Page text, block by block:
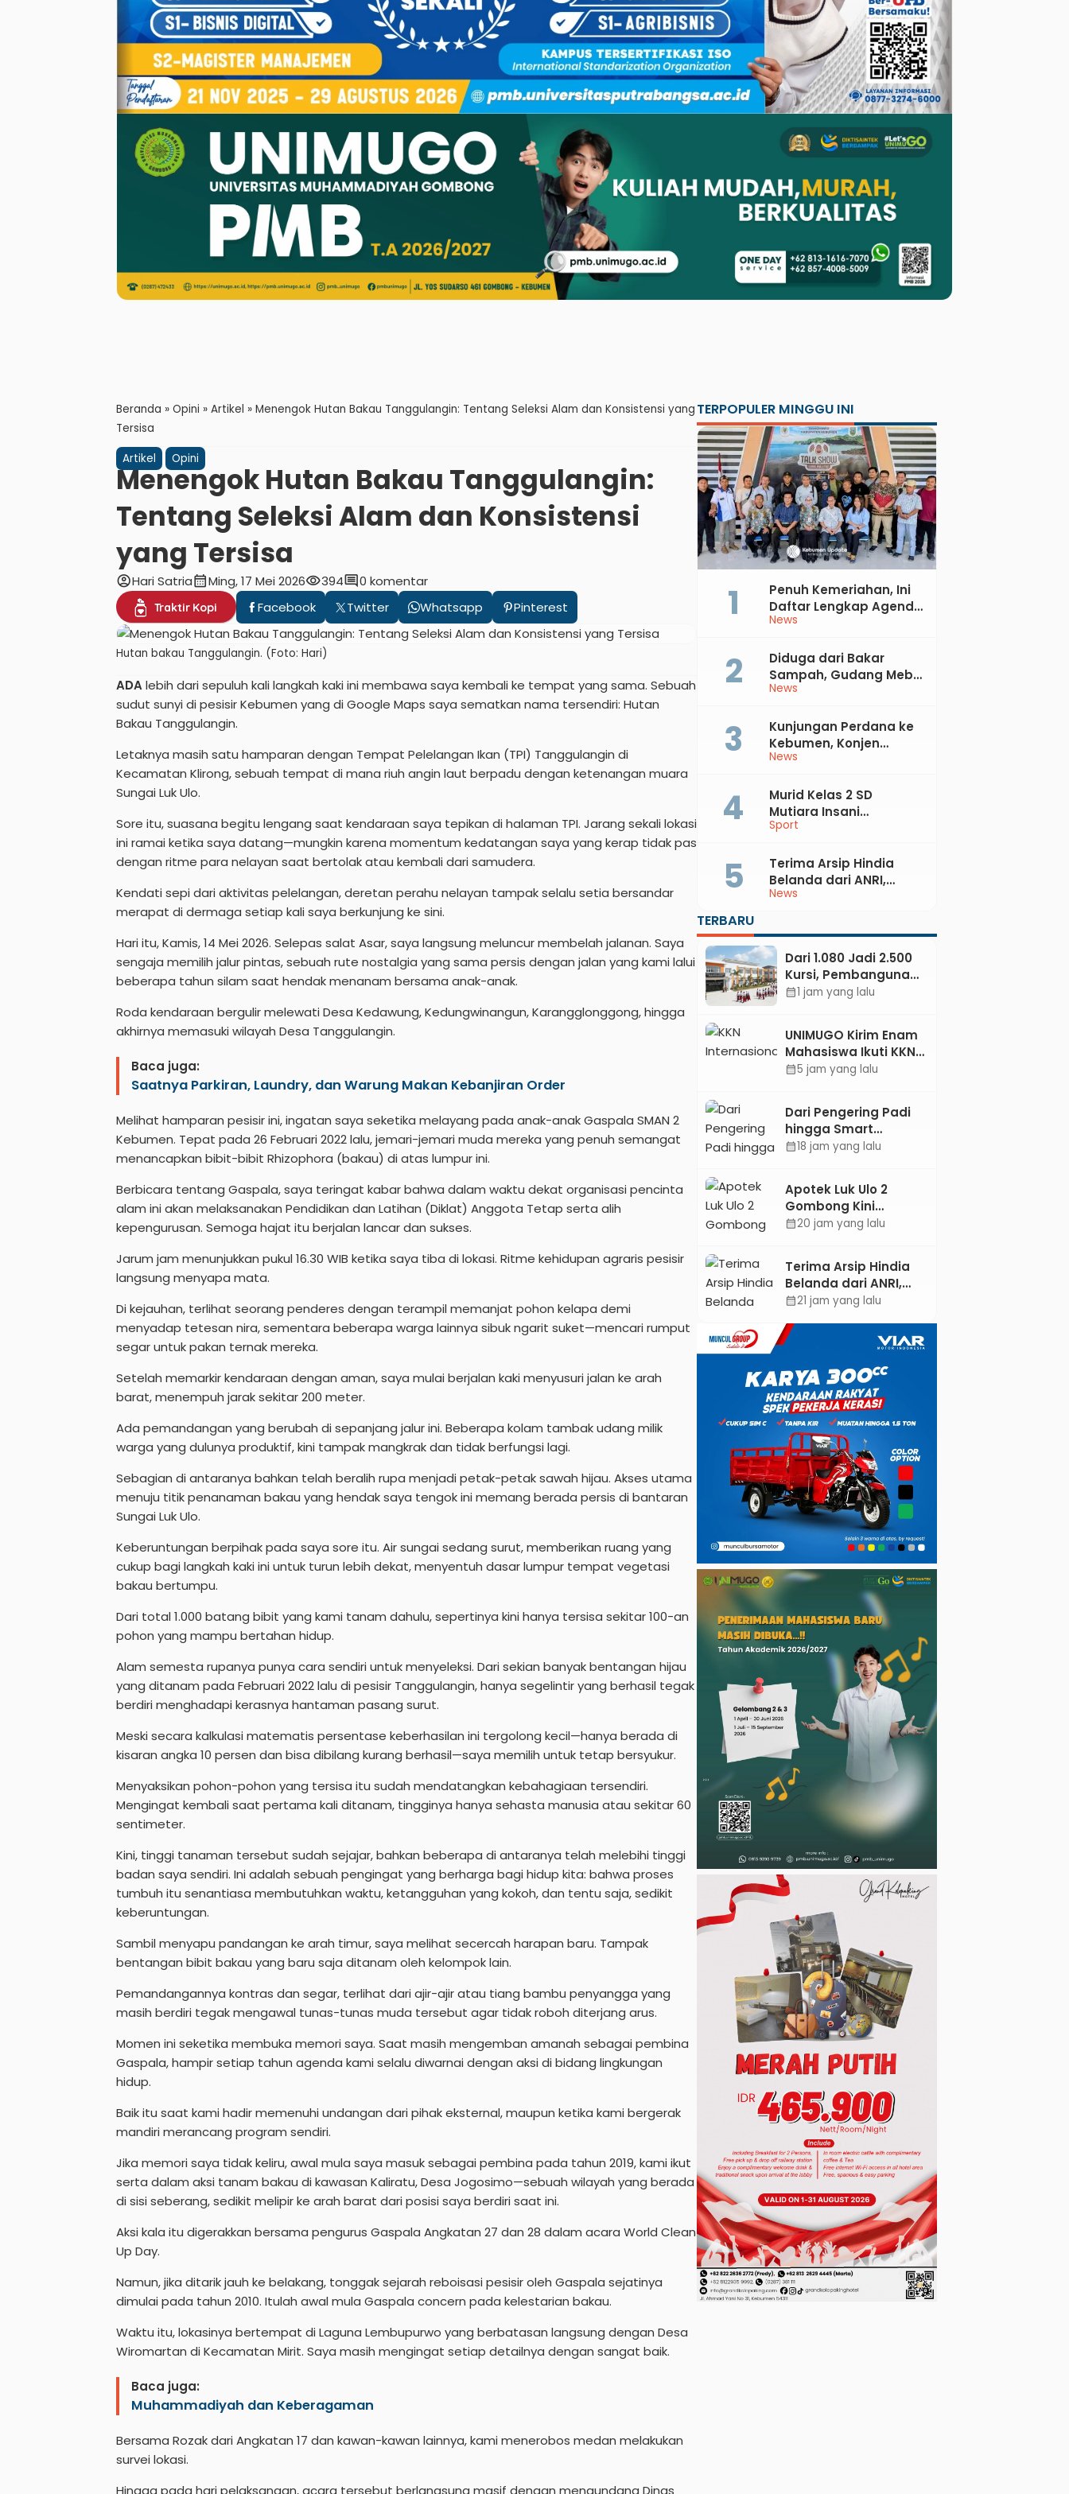
Beranda » Opini » Artikel » Menengok Hutan Bakau Tanggulangin: Tentang Seleksi Alam dan Konsistensi yang
Tersisa
Artikel
Opini
Menengok Hutan Bakau Tanggulangin:
Tentang Seleksi Alam dan Konsistensi
yang Tersisa
account_circleHari Satriacalendar_monthMing, 17 Mei 2026visibility394comment0 komentar
Traktir Kopi Facebook Twitter Whatsapp Pinterest
Hutan bakau Tanggulangin. (Foto: Hari)
ADAlebih dari sepuluh kali langkah kaki ini membawa saya kembali ke tempat yang sama. Sebuah
sudut sunyi di pesisir Kebumen yang di Google Maps saya sematkan nama tersendiri: Hutan
Bakau Tanggulangin.
Letaknya masih satu hamparan dengan Tempat Pelelangan Ikan (TPI) Tanggulangin di
Kecamatan Klirong, sebuah tempat di mana riuh angin laut berpadu dengan ketenangan muara
Sungai Luk Ulo.
Sore itu, suasana begitu lengang saat kendaraan saya tepikan di halaman TPI. Jarang sekali lokasi
ini ramai ketika saya datang—mungkin karena momentum kedatangan saya yang kerap tidak pas
dengan ritme para nelayan saat bertolak atau kembali dari samudera.
Kendati sepi dari aktivitas pelelangan, deretan perahu nelayan tampak selalu setia bersandar
merapat di dermaga setiap kali saya berkunjung ke sini.
Hari itu, Kamis, 14 Mei 2026. Selepas salat Asar, saya langsung meluncur membelah jalanan. Saya
sengaja memilih jalur pintas, sebuah rute nostalgia yang sama persis dengan jalan yang kami lalui
beberapa tahun silam saat hendak menanam bersama anak-anak.
Roda kendaraan bergulir melewati Desa Kedawung, Kedungwinangun, Karangglonggong, hingga
akhirnya memasuki wilayah Desa Tanggulangin.
Baca juga:
Saatnya Parkiran, Laundry, dan Warung Makan Kebanjiran Order
Melihat hamparan pesisir ini, ingatan saya seketika melayang pada anak-anak Gaspala SMAN 2
Kebumen. Tepat pada 26 Februari 2022 lalu, jemari-jemari muda mereka yang penuh semangat
menancapkan bibit-bibit Rhizophora (bakau) di atas lumpur ini.
Berbicara tentang Gaspala, saya teringat kabar bahwa dalam waktu dekat organisasi pencinta
alam ini akan melaksanakan Pendidikan dan Latihan (Diklat) Anggota Tetap serta alih
kepengurusan. Semoga hajat itu berjalan lancar dan sukses.
Jarum jam menunjukkan pukul 16.30 WIB ketika saya tiba di lokasi. Ritme kehidupan agraris pesisir
langsung menyapa mata.
Di kejauhan, terlihat seorang penderes dengan terampil memanjat pohon kelapa demi
menyadap tetesan nira, sementara beberapa warga lainnya sibuk ngarit suket—mencari rumput
segar untuk pakan ternak mereka.
Setelah memarkir kendaraan dengan aman, saya mulai berjalan kaki menyusuri jalan ke arah
barat, menempuh jarak sekitar 200 meter.
Ada pemandangan yang berubah di sepanjang jalur ini. Beberapa kolam tambak udang milik
warga yang dulunya produktif, kini tampak mangkrak dan tidak berfungsi lagi.
Sebagian di antaranya bahkan telah beralih rupa menjadi petak-petak sawah hijau. Akses utama
menuju titik penanaman bakau yang hendak saya tengok ini memang berada persis di bantaran
Sungai Luk Ulo.
Keberuntungan berpihak pada saya sore itu. Air sungai sedang surut, memberikan ruang yang
cukup bagi langkah kaki ini untuk turun lebih dekat, menyentuh dasar lumpur tempat vegetasi
bakau bertumpu.
Dari total 1.000 batang bibit yang kami tanam dahulu, sepertinya kini hanya tersisa sekitar 100-an
pohon yang mampu bertahan hidup.
Alam semesta rupanya punya cara sendiri untuk menyeleksi. Dari sekian banyak bentangan hijau
yang ditanam pada Februari 2022 lalu di pesisir Tanggulangin, hanya segelintir yang berhasil tegak
berdiri menghadapi kerasnya hantaman pasang surut.
Meski secara kalkulasi matematis persentase keberhasilan ini tergolong kecil—hanya berada di
kisaran angka 10 persen dan bisa dibilang kurang berhasil—saya memilih untuk tetap bersyukur.
Menyaksikan pohon-pohon yang tersisa itu sudah mendatangkan kebahagiaan tersendiri.
Mengingat kembali saat pertama kali ditanam, tingginya hanya sehasta manusia atau sekitar 60
sentimeter.
Kini, tinggi tanaman tersebut sudah sejajar, bahkan beberapa di antaranya telah melebihi tinggi
badan saya sendiri. Ini adalah sebuah pengingat yang berharga bagi hidup kita: bahwa proses
tumbuh itu senantiasa membutuhkan waktu, ketangguhan yang kokoh, dan tentu saja, sedikit
keberuntungan.
Sambil menyapu pandangan ke arah timur, saya melihat secercah harapan baru. Tampak
bentangan bibit bakau yang baru saja ditanam oleh kelompok lain.
Pemandangannya kontras dan segar, terlihat dari ajir-ajir atau tiang bambu penyangga yang
masih berdiri tegak mengawal tunas-tunas muda tersebut agar tidak roboh diterjang arus.
Momen ini seketika membuka memori saya. Saat masih mengemban amanah sebagai pembina
Gaspala, hampir setiap tahun agenda kami selalu diwarnai dengan aksi di bidang lingkungan
hidup.
Baik itu saat kami hadir memenuhi undangan dari pihak eksternal, maupun ketika kami bergerak
mandiri merancang program sendiri.
Jika memori saya tidak keliru, awal mula saya masuk sebagai pembina pada tahun 2019, kami ikut
serta dalam aksi tanam bakau di kawasan Kaliratu, Desa Jogosimo—sebuah wilayah yang berada
di sisi seberang, sedikit melipir ke arah barat dari posisi saya berdiri saat ini.
Aksi kala itu digerakkan bersama pengurus Gaspala Angkatan 27 dan 28 dalam acara World Clean
Up Day.
Namun, jika ditarik jauh ke belakang, tonggak sejarah reboisasi pesisir oleh Gaspala sejatinya
dimulai pada tahun 2010. Itulah awal mula Gaspala concern pada kelestarian bakau.
Waktu itu, lokasinya bertempat di Laguna Lembupurwo yang berbatasan langsung dengan Desa
Wiromartan di Kecamatan Mirit. Saya masih mengingat setiap detailnya dengan sangat baik.
Baca juga:
Muhammadiyah dan Keberagaman
Bersama Rozak dari Angkatan 17 dan kawan-kawan lainnya, kami menerobos medan melakukan
survei lokasi.
Hingga pada hari pelaksanaan, acara tersebut berlangsung masif dengan mengundang Dinas
TERPOPULER MINGGU INI
News
Penuh Kemeriahan, Ini
Daftar Lengkap Agenda
Peringatan HUT ke-81 RI
Kabupaten Kebumen
News
Diduga dari Bakar
Sampah, Gudang Mebel
di Petanahan Hangus
News
Kunjungan Perdana ke
Kebumen, Konjen
Australia Temui Bupati
Sport
Murid Kelas 2 SD
Mutiara Insani
Muhammadiyah
dan Perak di Kejurda
Tapak Suci Kebumen
2026
News
Terima Arsip Hindia
Belanda dari ANRI,
Pemkab Kebumen
Sejarah, Geopark, dan
Literasi Pertanian
TERBARU
Dari 1.080 Jadi 2.500
Kursi, Pembangunan
Sekolah Rakyat
Oktober 2026
calendar_month1 jam yang lalu
UNIMUGO Kirim Enam
Mahasiswa Ikuti KKN
Internasional 2026 di
calendar_month5 jam yang lalu
Dari Pengering Padi
hingga Smart
Parking: Mahasiswa
calendar_month18 jam yang lalu
Apotek Luk Ulo 2
Gombong Kini
Dilengkapi Layanan
calendar_month20 jam yang lalu
Terima Arsip Hindia
Belanda dari ANRI,
Pemkab Kebumen
Sejarah, Geopark,
Pertanian
calendar_month21 jam yang lalu